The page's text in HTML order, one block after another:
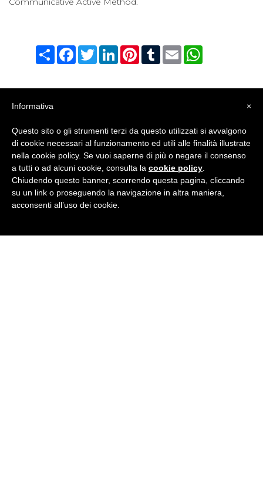
CondividiFacebook
TwitterLinkedInPinterestTumblrEmail
CORSI INGLESE ADULTI
CORPORATE
×
Informativa
Questo sito o gli strumenti terzi da questo utilizzati si avvalgono
di cookie necessari al funzionamento ed utili alle finalità illustrate
nella cookie policy. Se vuoi saperne di più o negare il consenso
a tutti o ad alcuni cookie, consulta la cookie policy
Chiudendo questo banner, scorrendo questa pagina, cliccando
su un link o proseguendo la navigazione in altra maniera,
acconsenti all’uso dei cookie.